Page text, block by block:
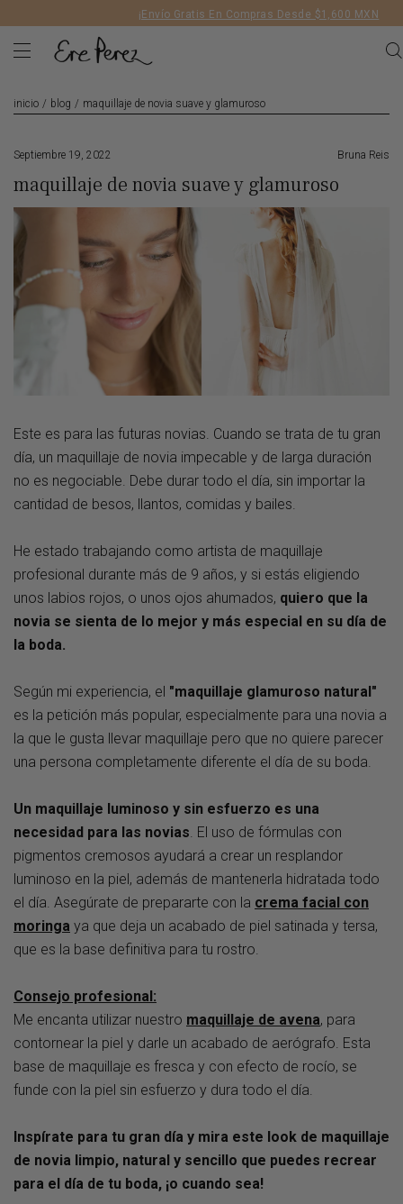
Liquid error (layout/theme line 172): Could not find asset
snippets/geolizr-api.liquid
¡Envío Gratis En Compras Desde $1,600 MXN
inicio / blog / maquillaje de novia suave y glamuroso
Septiembre 19, 2022 Bruna Reis
maquillaje de novia suave y glamuroso
Este es para las futuras novias. Cuando se trata de tu gran
día, un maquillaje de novia impecable y de larga duración
no es negociable. Debe durar todo el día, sin importar la
cantidad de besos, llantos, comidas y bailes.
He estado trabajando como artista de maquillaje
profesional durante más de 9 años, y si estás eligiendo
unos labios rojos, o unos ojos ahumados, quiero que la
novia se sienta de lo mejor y más especial en su día de
la boda.
Según mi experiencia, el "maquillaje glamuroso natural"
es la petición más popular, especialmente para una novia a
la que le gusta llevar maquillaje pero que no quiere parecer
una persona completamente diferente el día de su boda.
Un maquillaje luminoso y sin esfuerzo es una
necesidad para las novias. El uso de fórmulas con
pigmentos cremosos ayudará a crear un resplandor
luminoso en la piel, además de mantenerla hidratada todo
el día. Asegúrate de prepararte con la crema facial con
moringa ya que deja un acabado de piel satinada y tersa,
que es la base definitiva para tu rostro.
Consejo profesional:
Me encanta utilizar nuestro maquillaje de avena, para
contornear la piel y darle un acabado de aerógrafo. Esta
base de maquillaje es fresca y con efecto de rocío, se
funde con la piel sin esfuerzo y dura todo el día.
Inspírate para tu gran día y mira este look de maquillaje
de novia limpio, natural y sencillo que puedes recrear
para el día de tu boda, ¡o cuando sea!